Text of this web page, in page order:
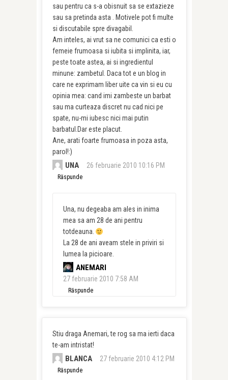
sau pentru ca s-a obisnuit sa se extazieze
sau sa pretinda asta . Motivele pot fi multe
si discutabile spre divagabil.
Am inteles, ai vrut sa ne comunici ca esti o
femeie frumoasa si iubita si implinita, iar,
peste toate astea, ai si ingredientul
minune: zambetul. Daca tot e un blog in
care ne exprimam liber uite ca vin si eu cu
opinia mea: cand imi zambeste un barbat
sau ma curteaza discret nu cad nici pe
spate, nu-mi iubesc nici mai putin
barbatul.Dar este placut.
Ane, arati foarte frumoasa in poza asta,
parol!:)
UNA 26 februarie 2010 10:16 PM
Răspunde
Una, nu degeaba am ales in inima
mea sa am 28 de ani pentru
totdeauna.
La 28 de ani aveam stele in priviri si
lumea la picioare.
ANEMARI
27 februarie 2010 7:58 AM
Răspunde
Stiu draga Anemari, te rog sa ma ierti daca
te-am intristat!
BLANCA 27 februarie 2010 4:12 PM
Răspunde